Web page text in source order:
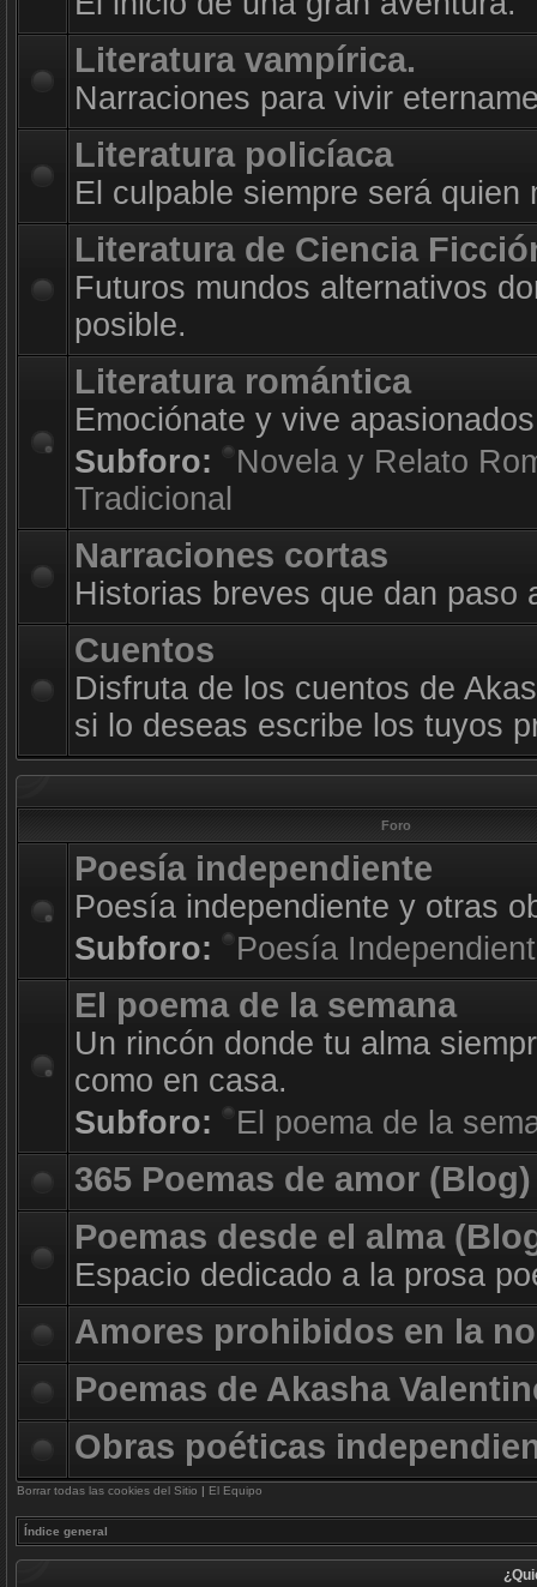
Literatura vampírica.
Narraciones para vivir
Literatura policíaca
El culpable siempre será quien
Literatura de Ciencia
Futuros mundos alternativos
posible.
Literatura romántica
Emociónate y vive
Subforo:
Novela y Relato
Tradicional
Narraciones cortas
Historias breves que dan paso
Cuentos
Disfruta de los cuentos de
si lo deseas escribe los tuyos
Foro
Poesía independiente
Poesía independiente y otras
Subforo:
Poesía
El poema de la semana
Un rincón donde tu alma
como en casa.
Subforo:
El poema de la
365 Poemas de amor (Blog)
Poemas desde el alma
Espacio dedicado a la prosa
Amores prohibidos en la
Poemas de Akasha
Obras poéticas
Borrar todas las cookies del Sitio | El Equipo
Índice general